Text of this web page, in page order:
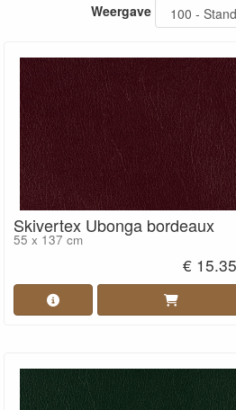
Weergave
Skivertex Ubonga bordeaux
55 x 137 cm
€ 15.35